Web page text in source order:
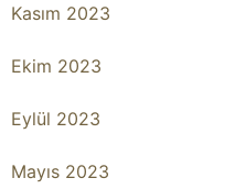
Kasım 2023
Ekim 2023
Eylül 2023
Mayıs 2023